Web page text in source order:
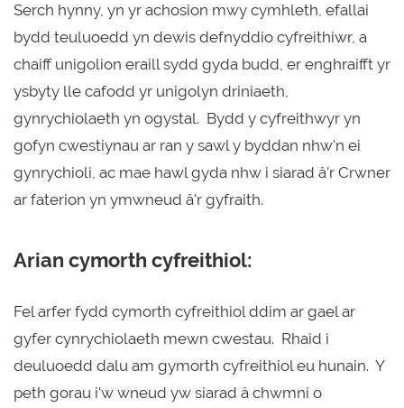
Serch hynny, yn yr achosion mwy cymhleth, efallai
bydd teuluoedd yn dewis defnyddio cyfreithiwr, a
chaiff unigolion eraill sydd gyda budd, er enghraifft yr
ysbyty lle cafodd yr unigolyn driniaeth,
gynrychiolaeth yn ogystal. Bydd y cyfreithwyr yn
gofyn cwestiynau ar ran y sawl y byddan nhw'n ei
gynrychioli, ac mae hawl gyda nhw i siarad â'r Crwner
ar faterion yn ymwneud â'r gyfraith.
Arian cymorth cyfreithiol:
Fel arfer fydd cymorth cyfreithiol ddim ar gael ar
gyfer cynrychiolaeth mewn cwestau. Rhaid i
deuluoedd dalu am gymorth cyfreithiol eu hunain. Y
peth gorau i'w wneud yw siarad â chwmni o